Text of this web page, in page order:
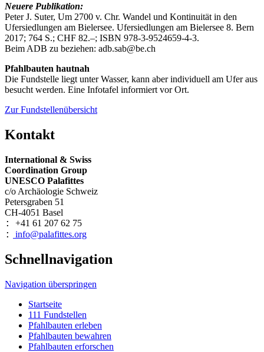
Neuere Publikation:
Peter J. Suter, Um 2700 v. Chr. Wandel und Kontinuität in den
Ufersiedlungen am Bielersee. Ufersiedlungen am Bielersee 8. Bern
2017; 764 S.; CHF 82.–; ISBN 978-3-9524659-4-3.
Beim ADB zu beziehen: adb.sab@be.ch
Pfahlbauten hautnah
Die Fundstelle liegt unter Wasser, kann aber individuell am Ufer aus
besucht werden. Eine Infotafel informiert vor Ort.
Zur Fundstellenübersicht
Kontakt
International & Swiss
Coordination Group
UNESCO Palafittes
c/o Archäologie Schweiz
Petersgraben 51
CH-4051 Basel
: +41 61 207 62 75
: info@palafittes.org
Schnellnavigation
Navigation überspringen
Startseite
111 Fundstellen
Pfahlbauten erleben
Pfahlbauten bewahren
Pfahlbauten erforschen